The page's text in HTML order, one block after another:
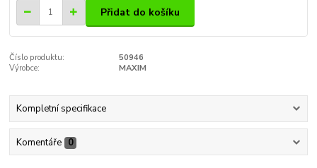
Přidat do košíku
Číslo produktu:
50946
Výrobce:
MAXIM
Kompletní specifikace
Komentáře 0